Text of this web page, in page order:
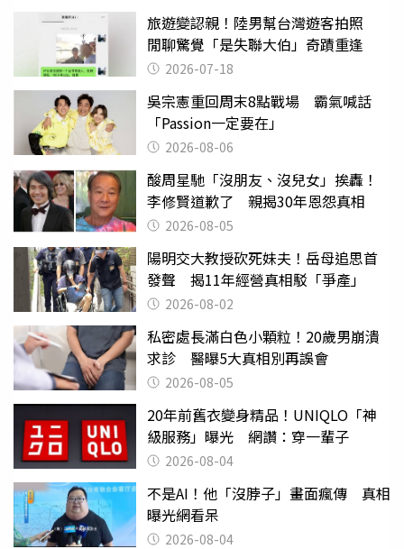
旅遊變認親！陸男幫台灣遊客拍照
閒聊驚覺「是失聯大伯」奇蹟重逢
2026-07-18
吳宗憲重回周末8點戰場 霸氣喊話
「Passion一定要在」
2026-08-06
酸周星馳「沒朋友、沒兒女」挨轟！
李修賢道歉了 親揭30年恩怨真相
2026-08-05
陽明交大教授砍死妹夫！岳母追思首
發聲 揭11年經營真相駁「爭產」
2026-08-02
私密處長滿白色小顆粒！20歲男崩潰
求診 醫曝5大真相別再誤會
2026-08-05
20年前舊衣變身精品！UNIQLO「神
級服務」曝光 網讚：穿一輩子
2026-08-04
不是AI！他「沒脖子」畫面瘋傳 真相
曝光網看呆
2026-08-04